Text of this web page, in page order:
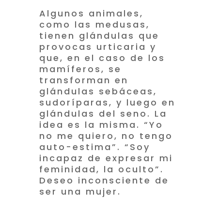
Algunos animales,
como las medusas,
tienen glándulas que
provocas urticaria y
que, en el caso de los
mamíferos, se
transforman en
glándulas sebáceas,
sudoríparas, y luego en
glándulas del seno. La
idea es la misma. “Yo
no me quiero, no tengo
auto-estima”. “Soy
incapaz de expresar mi
feminidad, la oculto”.
Deseo inconsciente de
ser una mujer.